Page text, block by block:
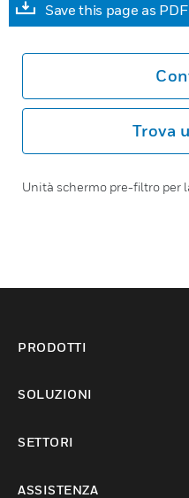
Save this page as PDF
Trova
Unità schermo pre-filtro per
PRODOTTI
SOLUZIONI
SETTORI
ASSISTENZA